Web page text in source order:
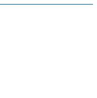
edrv/article/35/3/341/
-